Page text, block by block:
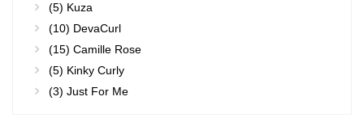
(5) Kuza
(10) DevaCurl
(15) Camille Rose
(5) Kinky Curly
(3) Just For Me